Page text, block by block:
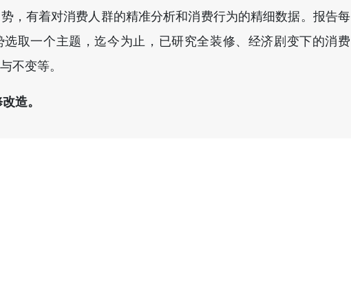
，有着对消费人群的精准分析和消费行为的精细数据。报告每
取一个主题，迄今为止，已研究全装修、经济剧变下的消费
不变等。
造。